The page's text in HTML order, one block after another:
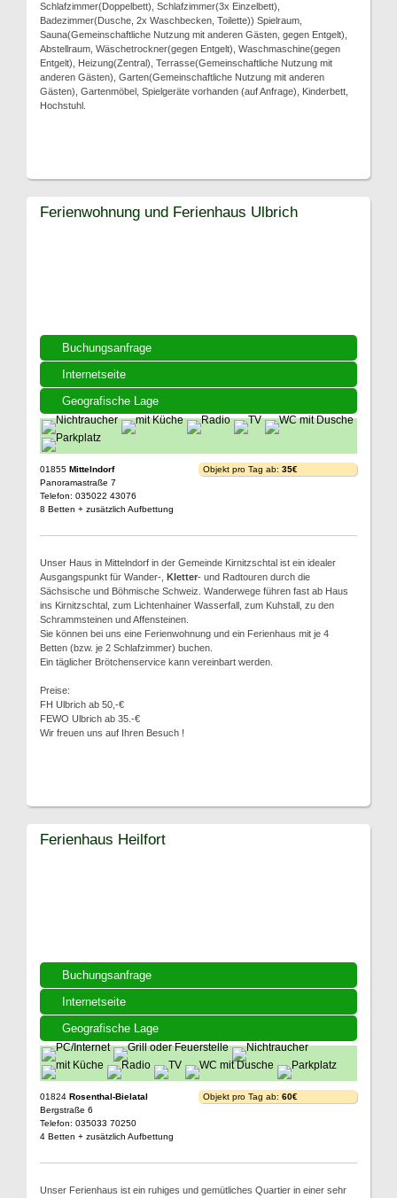
Schlafzimmer(Doppelbett), Schlafzimmer(3x Einzelbett),
Badezimmer(Dusche, 2x Waschbecken, Toilette)) Spielraum,
Sauna(Gemeinschaftliche Nutzung mit anderen Gästen, gegen Entgelt),
Abstellraum, Wäschetrockner(gegen Entgelt), Waschmaschine(gegen
Entgelt), Heizung(Zentral), Terrasse(Gemeinschaftliche Nutzung mit
anderen Gästen), Garten(Gemeinschaftliche Nutzung mit anderen
Gästen), Gartenmöbel, Spielgeräte vorhanden (auf Anfrage), Kinderbett,
Hochstuhl.
Buchungsanfrage
Internetseite
Geografische Lage
Ferienwohnung und Ferienhaus Ulbrich
01855 Mittelndorf
Panoramastraße 7
Telefon: 035022 43076
8 Betten + zusätzlich Aufbettung
Objekt pro Tag ab: 35€
Unser Haus in Mittelndorf in der Gemeinde Kirnitzschtal ist ein idealer
Ausgangspunkt für Wander-, Kletter- und Radtouren durch die
Sächsische und Böhmische Schweiz. Wanderwege führen fast ab Haus
ins Kirnitzschtal, zum Lichtenhainer Wasserfall, zum Kuhstall, zu den
Schrammsteinen und Affensteinen.
Sie können bei uns eine Ferienwohnung und ein Ferienhaus mit je 4
Betten (bzw. je 2 Schlafzimmer) buchen.
Ein täglicher Brötchenservice kann vereinbart werden.
Preise:
FH Ulbrich ab 50,-€
FEWO Ulbrich ab 35.-€
Wir freuen uns auf Ihren Besuch !
Buchungsanfrage
Internetseite
Geografische Lage
Ferienhaus Heilfort
01824 Rosenthal-Bielatal
Bergstraße 6
Telefon: 035033 70250
4 Betten + zusätzlich Aufbettung
Objekt pro Tag ab: 60€
Unser Ferienhaus ist ein ruhiges und gemütliches Quartier in einer sehr